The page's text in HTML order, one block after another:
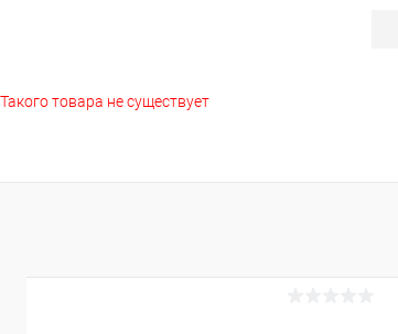
Такого товара не существует